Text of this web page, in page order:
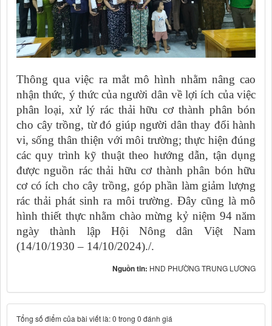
Thông qua việc ra mắt mô hình nhằm nâng cao
nhận thức, ý thức của người dân về lợi ích của việc
phân loại, xử lý rác thải hữu cơ thành phân bón
cho cây trồng, từ đó giúp người dân thay đổi hành
vi, sống thân thiện với môi trường; thực hiện đúng
các quy trình kỹ thuật theo hướng dẫn, tận dụng
được nguồn rác thải hữu cơ thành phân bón hữu
cơ có ích cho cây trồng, góp phần làm giảm lượng
rác thải phát sinh ra môi trường. Đây cũng là mô
hình thiết thực nhằm chào mừng kỷ niệm 94 năm
ngày thành lập Hội Nông dân Việt Nam
(14/10/1930 – 14/10/2024)./.
Nguồn tin: HND PHƯỜNG TRUNG LƯƠNG
Tổng số điểm của bài viết là: 0 trong 0 đánh giá